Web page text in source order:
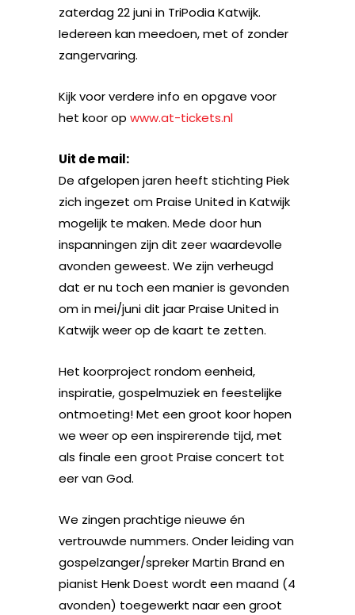
zaterdag 22 juni in TriPodia Katwijk.
Iedereen kan meedoen, met of zonder
zangervaring.
Kijk voor verdere info en opgave voor
het koor op www.at-tickets.nl
Uit de mail:
De afgelopen jaren heeft stichting Piek
zich ingezet om Praise United in Katwijk
mogelijk te maken. Mede door hun
inspanningen zijn dit zeer waardevolle
avonden geweest. We zijn verheugd
dat er nu toch een manier is gevonden
om in mei/juni dit jaar Praise United in
Katwijk weer op de kaart te zetten.
Het koorproject rondom eenheid,
inspiratie, gospelmuziek en feestelijke
ontmoeting! Met een groot koor hopen
we weer op een inspirerende tijd, met
als finale een groot Praise concert tot
eer van God.
We zingen prachtige nieuwe én
vertrouwde nummers. Onder leiding van
gospelzanger/spreker Martin Brand en
pianist Henk Doest wordt een maand (4
avonden) toegewerkt naar een groot